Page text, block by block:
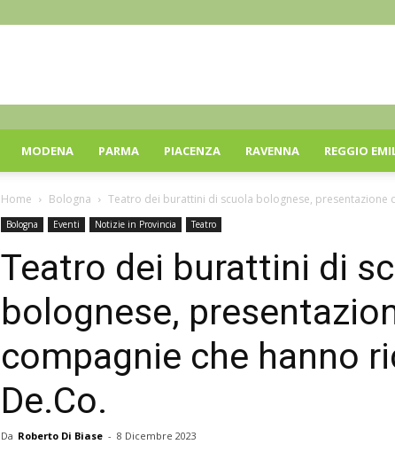
MODENA PARMA PIACENZA RAVENNA REGGIO
Home Bologna Teatro dei burattini di scuola bolognese, presentazione
Bologna Eventi Notizie in Provincia Teatro
Teatro dei burattini di
bolognese,
compagnie che hanno
De.Co.
Da Roberto Di Biase - 8 Dicembre 2023